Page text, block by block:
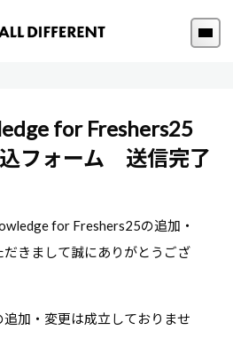
for Freshers25
フォーム 送信完了
for Freshers25の追加・
きまして誠にありがとうござ
加・変更は成立しておりませ